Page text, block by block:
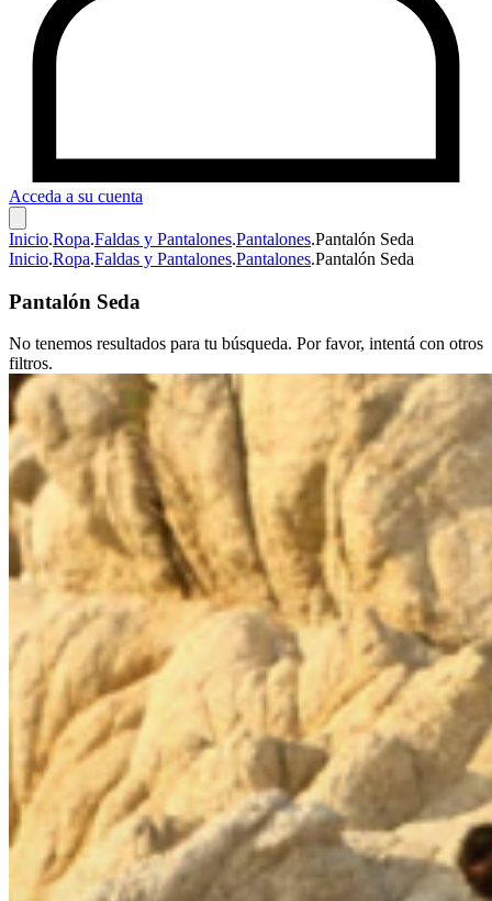
Acceda a su cuenta
Inicio.Ropa.Faldas y Pantalones.Pantalones.Pantalón Seda
Inicio.Ropa.Faldas y Pantalones.Pantalones.Pantalón Seda
Pantalón Seda
No tenemos resultados para tu búsqueda. Por favor, intentá con otros
filtros.